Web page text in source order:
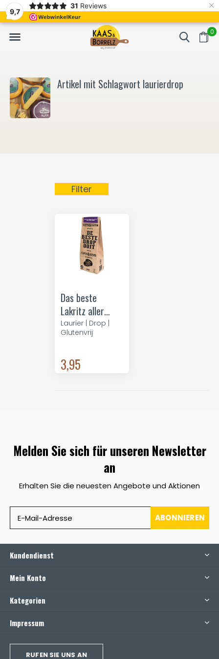
9,7
31 Reviews ×
0
Frisch geschnitten und vakuumverpackt. Meistens Lieferung
Artikel mit Schlagwort laurierdrop
Filter
Das beste
Lakritz aller
Zeiten – Kaffee
Laurier | Drop |
Glutenvrij
3,95
Melden Sie sich für unseren Newsletter
an
Erhalten Sie die neuesten Angebote und Aktionen
ABONNIEREN
Kundendienst
Mein Konto
Kategorien
Impressum
RUFEN SIE UNS AN